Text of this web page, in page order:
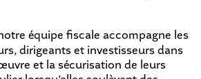
équipe fiscale accompagne les
dirigeants et investisseurs dans
et la sécurisation de leurs